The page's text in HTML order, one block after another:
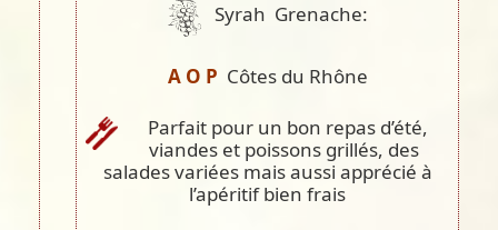
Syrah Grenache:
A O P Côtes du Rhône
Parfait pour un bon repas d’été,
viandes et poissons grillés, des
salades variées mais aussi apprécié à
l’apéritif bien frais